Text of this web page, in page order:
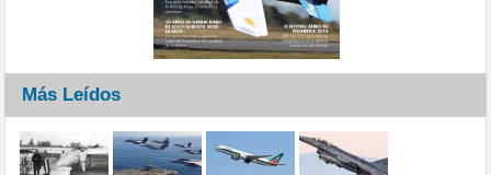
Más Leídos